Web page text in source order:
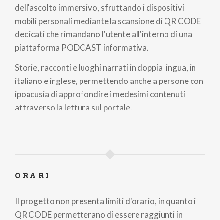
dell'ascolto immersivo, sfruttando i dispositivi
mobili personali mediante la scansione di QR CODE
dedicati che rimandano l'utente all'interno di una
piattaforma PODCAST informativa.
Storie, racconti e luoghi narrati in doppia lingua, in
italiano e inglese, permettendo anche a persone con
ipoacusia di approfondire i medesimi contenuti
attraverso la lettura sul portale.
ORARI
Il progetto non presenta limiti d'orario, in quanto i
QR CODE permetterano di essere raggiunti in